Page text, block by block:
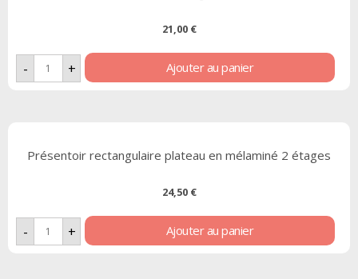
21,00 €
- + Ajouter au panier
Présentoir rectangulaire plateau en mélaminé 2 étages
24,50 €
- + Ajouter au panier